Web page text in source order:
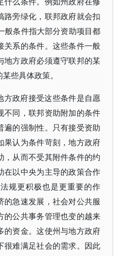
路旁绿化，联邦政府就会扣
般条件指大部分资助项目都
关系的条件。这些条件一般
地方政府必须遵守联邦的某
些具体政策。
方政府接受这些条件是自愿
不同，联邦资助附加的条件
遍的强制性。只有接受资助
果认为条件苛刻，地方政府
，从而不受其附件条件的约
在以中央为主导的政策合作
规更积极也是更重要的作
的急速发展，社会对公共服
的公共事务管理也变的越来
的资金。这使州与地方政府
很难满足社会的需求。因此